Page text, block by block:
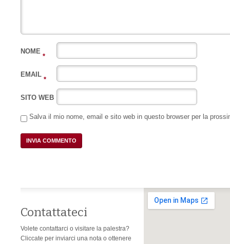
NOME
*
EMAIL
*
SITO WEB
Salva il mio nome, email e sito web in questo browser per la
Contattateci
Volete contattarci o visitare la palestra?
Cliccate per inviarci una nota o ottenere